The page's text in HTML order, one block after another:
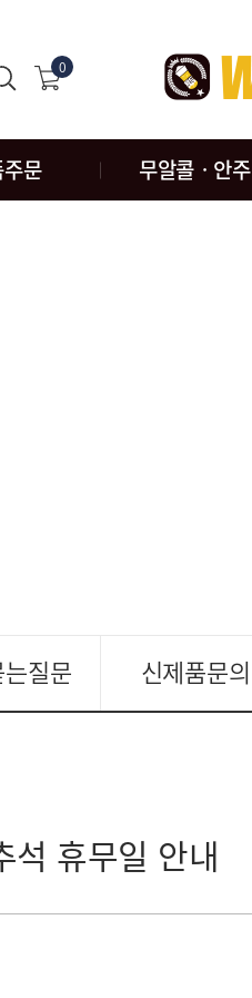
0
주문 무알콜ㆍ안주
는질문 신제품문의
석 휴무일 안내